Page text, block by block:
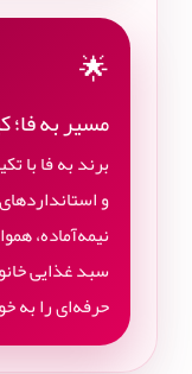
🌟
مسیر به فا؛
برند به فا با
و
نیمه‌آماده،
سبد غذایی
حرفه‌ای را به